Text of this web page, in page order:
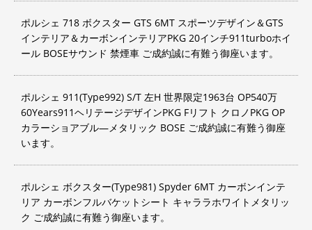
ポルシェ 718 ボクスター GTS 6MT スポーツデザイン＆GTS
インテリア＆カーボンインテリアPKG 20インチ911turboホイ
ール BOSEサウンド 禁煙車 ご成約誠に有難う御座います。
ポルシェ 911(Type992) S/T 左H 世界限定1963台 OP540万
60Years911ヘリテージデザインPKG Fリフト クロノPKG OP
カラーショアブル―メタリック BOSE ご成約誠に有難う御座
います。
ポルシェ ボクスター(Type981) Spyder 6MT カーボンインテ
リア カーボンフルバケットシート キャララホワイトメタリッ
ク ご成約誠に有難う御座います。